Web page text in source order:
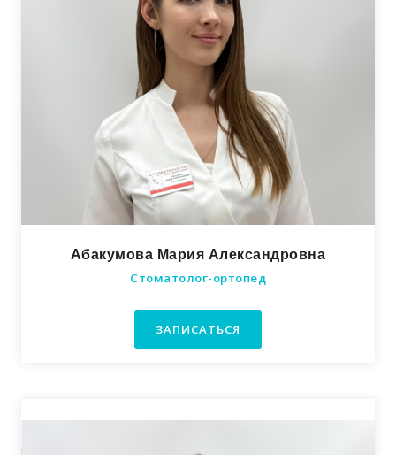
Абакумова Мария Александровна
Стоматолог-ортопед
ЗАПИСАТЬСЯ